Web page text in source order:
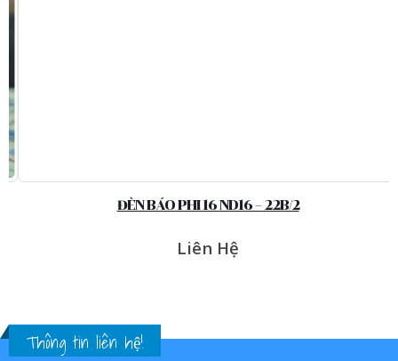
ĐÈN BÁO PHI 16 ND16 – 22B/2
Liên Hệ
Thông tin liên hệ!